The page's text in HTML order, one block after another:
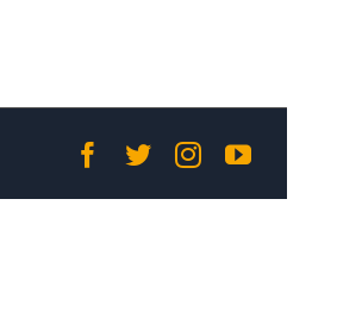
Facebook
TwitterInstagram